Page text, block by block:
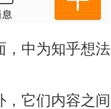
，中为知乎想
，它们内容之